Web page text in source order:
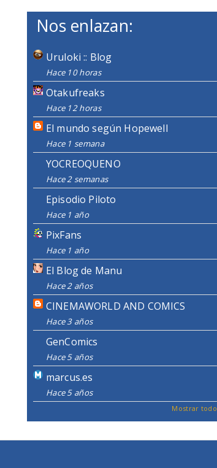
Nos enlazan:
Uruloki :: Blog
Hace 10 horas
Otakufreaks
Hace 12 horas
El mundo según Hopewell
Hace 1 semana
YOCREOQUENO
Hace 2 semanas
Episodio Piloto
Hace 1 año
PixFans
Hace 1 año
El Blog de Manu
Hace 2 años
CINEMAWORLD AND COMICS
Hace 3 años
GenComics
Hace 5 años
marcus.es
Hace 5 años
Mostrar todo